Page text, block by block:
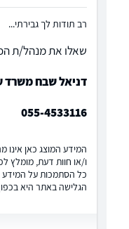
רב תודות לך גבירתי...
שאלו את מנהל/ת
דניאל שבח משרד
055-4533116
המידע המוצג כאן אינו
ו/או חוות דעת, מומלץ
כל הסתמכות על המידע
הגלישה באתר היא